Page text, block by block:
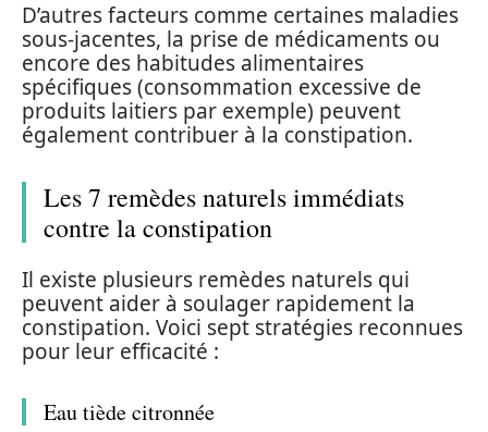
D’autres facteurs comme certaines maladies
sous-jacentes, la prise de médicaments ou
encore des habitudes alimentaires
spécifiques (consommation excessive de
produits laitiers par exemple) peuvent
également contribuer à la constipation.
Les 7 remèdes naturels immédiats
contre la constipation
Il existe plusieurs remèdes naturels qui
peuvent aider à soulager rapidement la
constipation. Voici sept stratégies reconnues
pour leur efficacité :
Eau tiède citronnée